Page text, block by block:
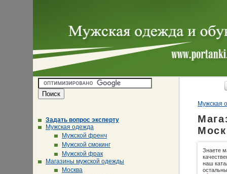
Задать вопрос эксперту
Мужская одежда
Мужской френч
Мужской смокинг
Мужской фрак
Магазины мужской одежды
Москва
Мужская
Знаете
наш